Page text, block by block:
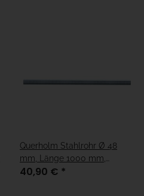
Querholm Stahlrohr Ø 48
mm, Länge 1000 mm,
verzinkt
40,90 € *